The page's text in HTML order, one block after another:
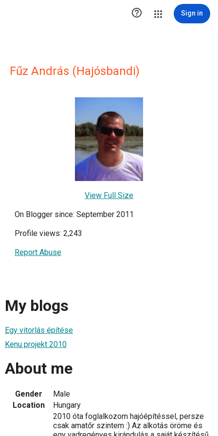
 Sign in
Fűz András (Hajósbandi)
View Full Size
On Blogger since: September 2011
Profile views: 2,243
Report Abuse
My blogs
Egy vitorlás építése
Kenu projekt 2010
About me
Gender
Male
Location
Hungary
2010 óta foglalkozom hajóépítéssel, persze
csak amatőr szintem :) Az alkotás öröme és